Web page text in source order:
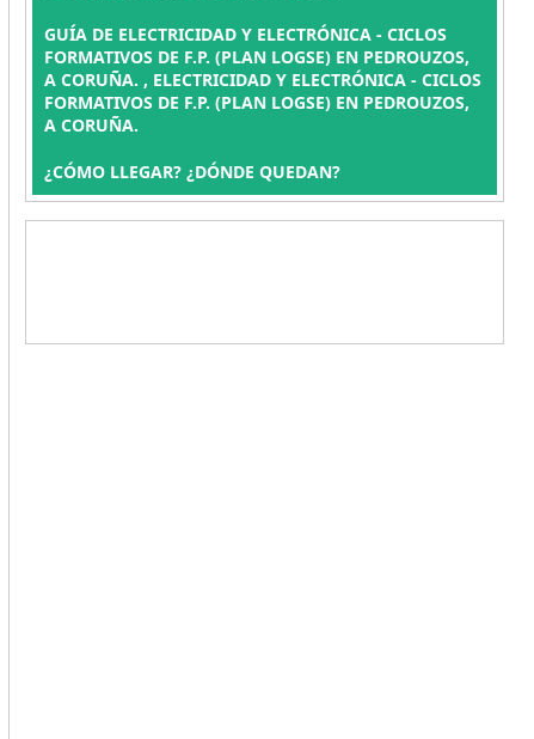
GUÍA DE ELECTRICIDAD Y ELECTRÓNICA - CICLOS
FORMATIVOS DE F.P. (PLAN LOGSE) EN PEDROUZOS,
A CORUÑA. , ELECTRICIDAD Y ELECTRÓNICA - CICLOS
FORMATIVOS DE F.P. (PLAN LOGSE) EN PEDROUZOS,
A CORUÑA.
¿CÓMO LLEGAR? ¿DÓNDE QUEDAN?